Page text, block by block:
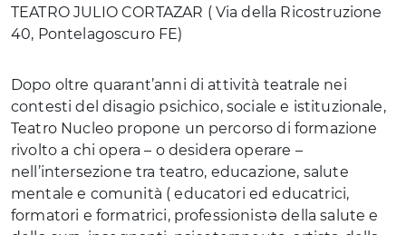
TEATRO JULIO CORTAZAR ( Via della Ricostruzione
40, Pontelagoscuro FE)
Dopo oltre quarant’anni di attività teatrale nei
contesti del disagio psichico, sociale e istituzionale,
Teatro Nucleo propone un percorso di formazione
rivolto a chi opera – o desidera operare –
nell’intersezione tra teatro, educazione, salute
mentale e comunità ( educatori ed educatrici,
formatori e formatrici, professionistə della salute e